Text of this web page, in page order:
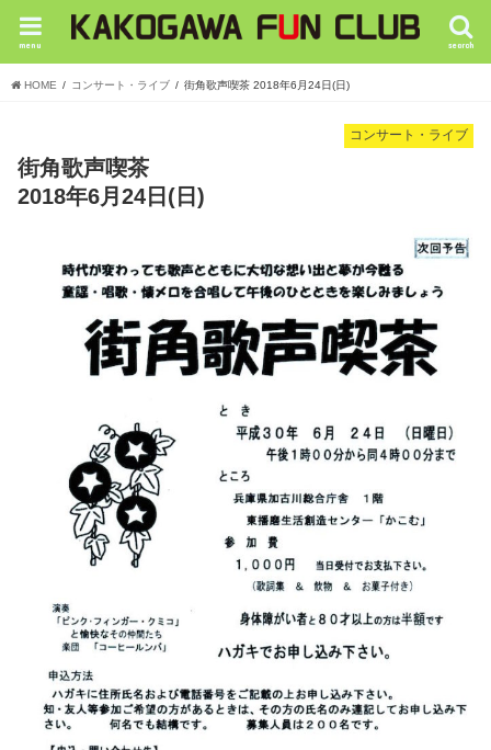
search
menu
HOME コンサート・ライブ 街角歌声喫茶 2018年6月24日(日)
コンサート・ライブ
街角歌声喫茶
2018年6月24日(日)